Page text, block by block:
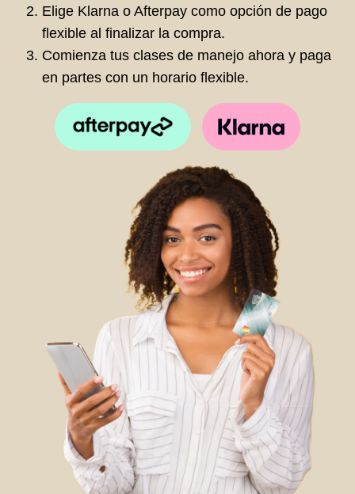
Elige Klarna o Afterpay como opción de pago
flexible al finalizar la compra.
Comienza tus clases de manejo ahora y paga
en partes con un horario flexible.